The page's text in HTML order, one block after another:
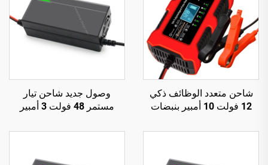
شاحن متعدد الوظائف ذكي
12 فولت 10 أمبير بنبضات
للبطاريات الرصاصية الحمضية
وصول جديد شاحن تيار
مستمر 48 فولت 3 أمبير
قدرة خرج 150 واط، بطارية
58.4 فولت، للبطارية